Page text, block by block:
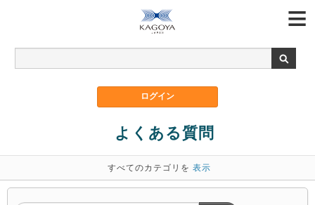
よくある質問
すべてのカテゴリを 表示